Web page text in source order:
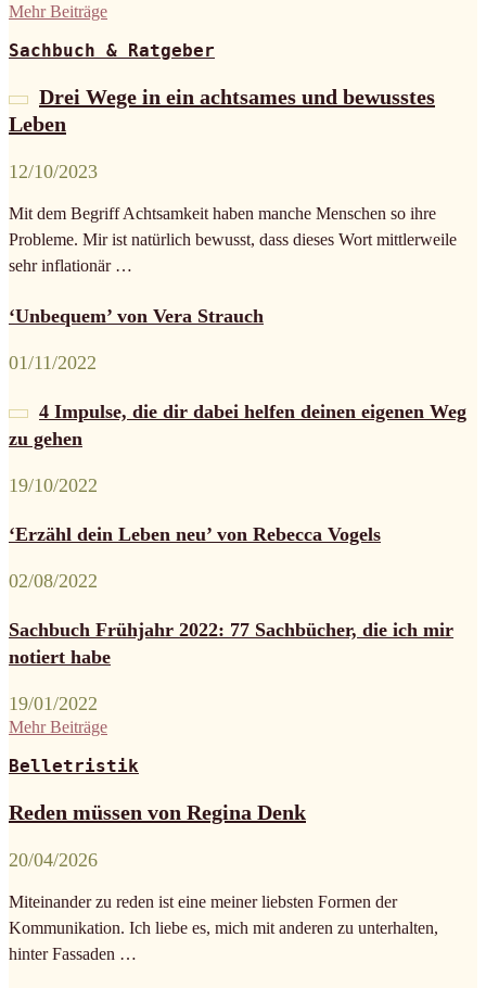
Mehr Beiträge
Sachbuch & Ratgeber
Drei Wege in ein achtsames und bewusstes
Leben
12/10/2023
Mit dem Begriff Achtsamkeit haben manche Menschen so ihre
Probleme. Mir ist natürlich bewusst, dass dieses Wort mittlerweile
sehr inflationär …
‘Unbequem’ von Vera Strauch
01/11/2022
4 Impulse, die dir dabei helfen deinen eigenen Weg
zu gehen
19/10/2022
‘Erzähl dein Leben neu’ von Rebecca Vogels
02/08/2022
Sachbuch Frühjahr 2022: 77 Sachbücher, die ich mir
notiert habe
19/01/2022
Mehr Beiträge
Belletristik
Reden müssen von Regina Denk
20/04/2026
Miteinander zu reden ist eine meiner liebsten Formen der
Kommunikation. Ich liebe es, mich mit anderen zu unterhalten,
hinter Fassaden …